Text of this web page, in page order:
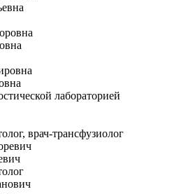
лабораторией
врач-трансфузиолог